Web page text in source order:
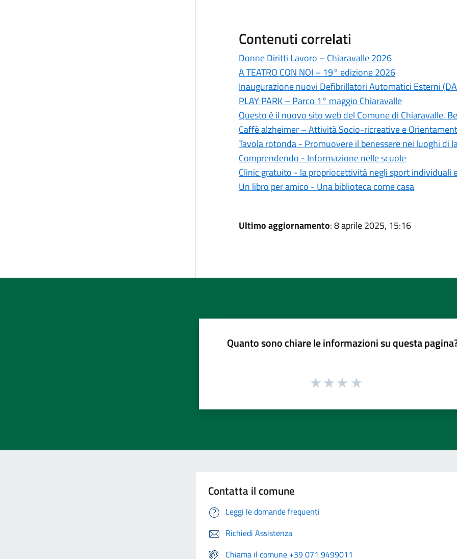
Contenuti correlati
Donne Diritti Lavoro – Chiaravalle 2026
A TEATRO CON NOI – 19° edizione 2026
Inaugurazione nuovi Defibrillatori Automatici Esterni
PLAY PARK – Parco 1° maggio Chiaravalle
Questo è il nuovo sito web del Comune di Chiaravalle.
Caffè alzheimer – Attività Socio-ricreative e
Tavola rotonda - Promuovere il benessere nei luoghi di
Comprendendo - Informazione nelle scuole
Clinic gratuito - la propriocettività negli sport individuali
Un libro per amico - Una biblioteca come casa
Ultimo aggiornamento: 8 aprile 2025, 15:16
Quanto sono chiare le informazioni su questa
Contatta il comune
Leggi le domande frequenti
Richiedi Assistenza
Chiama il comune +39 071 9499011